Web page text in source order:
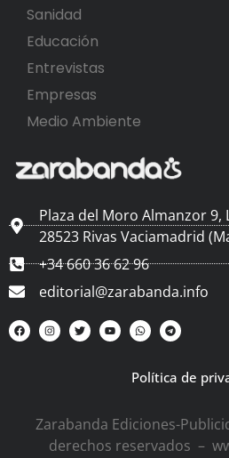
Sanidad
Educación
Entrevistas
Empresas
Medio Ambiente
Plaza del Moro Almanzor 9,
28523 Rivas Vaciamadrid
+34 660 36 62 96
editorial@zarabanda.info
Política de
Zarabanda Ediciones-
derechos reservados –